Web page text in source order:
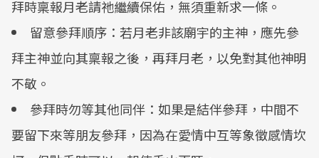
拜時稟報月老請祂繼續保佑，無須重新求一條。
留意參拜順序：若月老非該廟宇的主神，應先參
拜主神並向其稟報之後，再拜月老，以免對其他神明
不敬。
參拜時勿等其他同伴：如果是結伴參拜，中間不
要留下來等朋友參拜，因為在愛情中互等象徵感情坎